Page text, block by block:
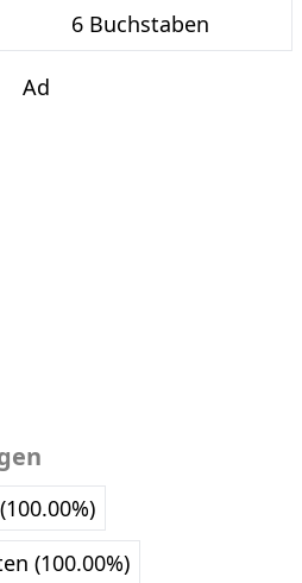
6 Buchstaben
Ad
(100.00%)